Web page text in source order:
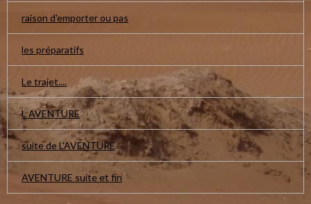
raison d'emporter ou pas
les préparatifs
Le trajet....
L AVENTURE
suite de L'AVENTURE
AVENTURE suite et fin